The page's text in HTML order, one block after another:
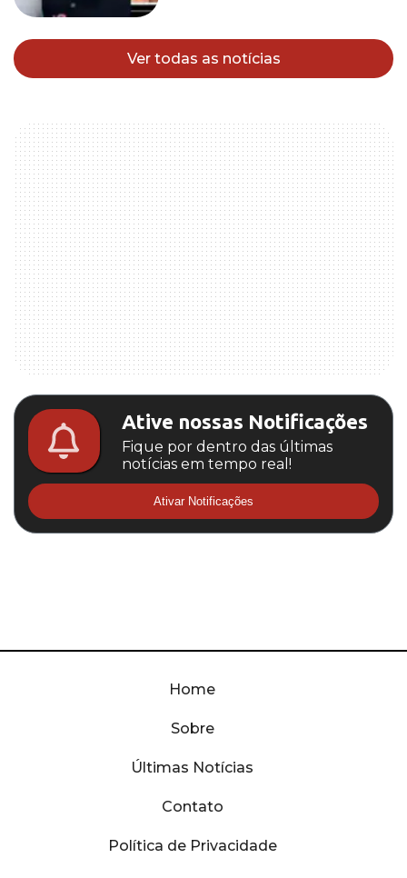
Ver todas as notícias
Ative nossas Notificações
Fique por dentro das últimas
notícias em tempo real!
Ativar Notificações
Home
Sobre
Últimas Notícias
Contato
Política de Privacidade